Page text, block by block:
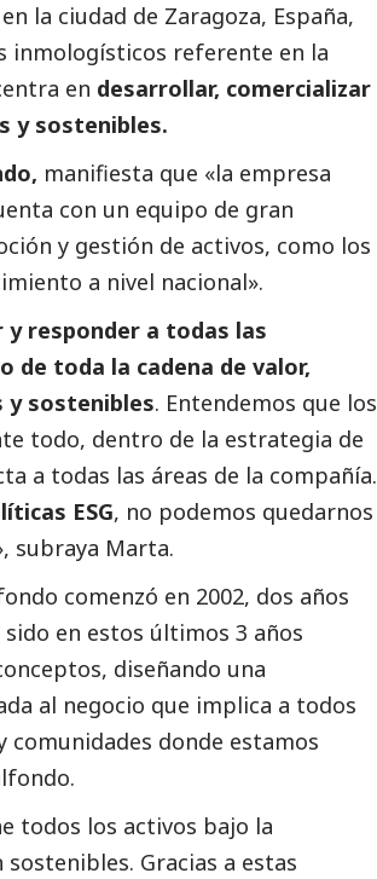
la ciudad de Zaragoza, España,
inmologísticos referente en la
en desarrollar, comercializar
y sostenibles.
manifiesta que «la empresa
con un equipo de gran
y gestión de activos, como los
a nivel nacional».
y responder a todas las
de toda la cadena de valor,
y sostenibles. Entendemos que los
todo, dentro de la estrategia de
a todas las áreas de la compañía.
ESG, no podemos quedarnos
subraya Marta.
comenzó en 2002, dos años
sido en estos últimos 3 años
diseñando una
al negocio que implica a todos
comunidades donde estamos
todos los activos bajo la
Gracias a estas